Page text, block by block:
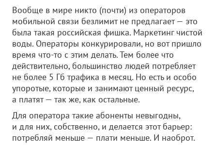
Вообще в мире никто (почти) из операторов
мобильной связи безлимит не предлагает — это
была такая российская фишка. Маркетинг чистой
воды. Операторы конкурировали, но вот пришло
время что-то с этим делать. Тем более что
действительно, большинство людей потребляет
не более 5 Гб трафика в месяц. Но есть и особо
упоротые, которые и занимают ценный ресурс,
а платят — так же, как остальные.
Для оператора такие абоненты невыгодны,
и для них, собственно, и делается этот барьер:
потребляй меньше — плати меньше. И наоброт.